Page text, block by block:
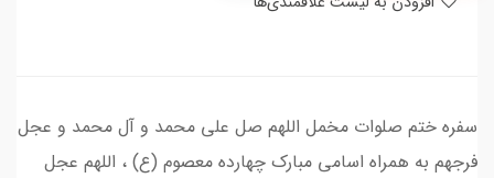
سفره ختم صلوات مخمل اللهم صل علی محمد و آل محمد و عجل
فرجهم به همراه اسامی مبارک چهارده معصوم (ع) ، اللهم عجل